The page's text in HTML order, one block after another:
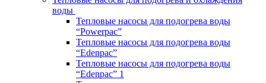
воды
Тепловые насосы для подогрева воды
“Powerpac”
Тепловые насосы для подогрева воды
“Edenpac”
Тепловые насосы для подогрева воды
“Edenpac” 1